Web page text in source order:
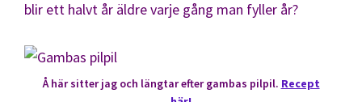
blir ett halvt år äldre varje gång man fyller år?
Å här sitter jag och längtar efter gambas pilpil. Recept